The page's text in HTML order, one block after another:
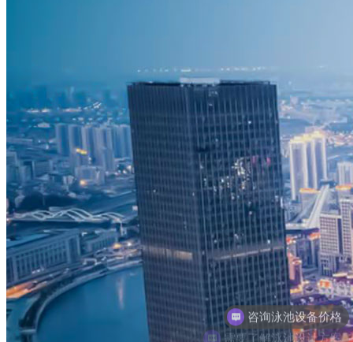
需要了解泳池设计方案